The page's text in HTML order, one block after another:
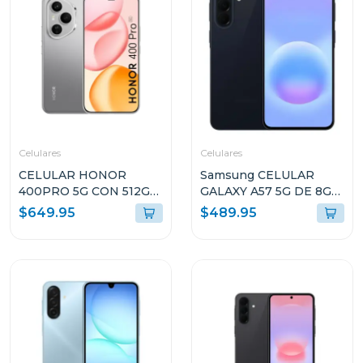
Celulares
CELULAR HONOR
400PRO 5G CON 512GB
DE ALMACENAMIENTO
Y 12GB DE RAM GRIS
$649.95
Celulares
Samsung CELULAR
GALAXY A57 5G DE 8GB
RAM Y 256GB
ALMACENAMIENTO
$489.95